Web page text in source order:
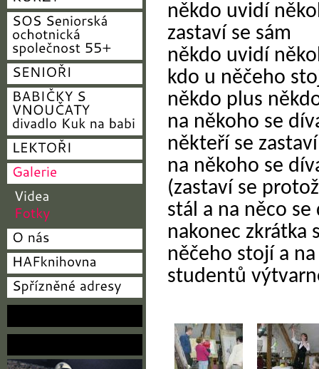
někdo uvidí
zastaví se sám
někdo uvidí
kdo u něčeho
někdo plus
na někoho se
někteří se
na někoho se
(zastaví se
stál a na něco se
nakonec zkrátka
něčeho stojí a
studentů